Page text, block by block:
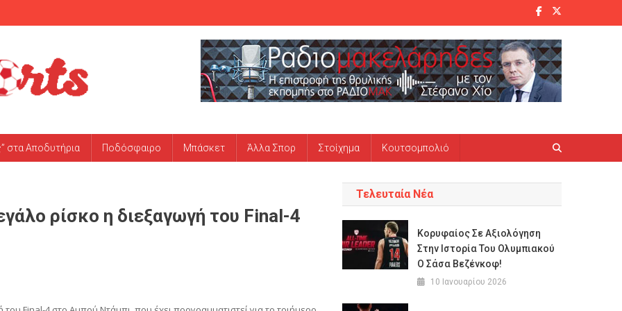
στα Αποδυτήρια Ποδόσφαιρο Μπάσκετ Άλλα Σπορ Στοίχημα Κουτσομπολιό
ρίσκο η διεξαγωγή του Final-4
Τελευταία Νέα
Κορυφαίος Σε Αξιολόγηση
Στην Ιστορία Του Ολυμπιακού
Ο Σάσα Βεζένκοφ!
10 Ιανουαρίου 2026